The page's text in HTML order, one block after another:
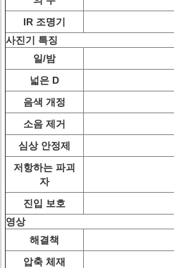
IR 조명기
사진기 특징
일/밤
넓은 D
음색 개정
소음 제거
심상 안정제
저항하는 파괴
자
진입 보호
영상
해결책
압축 체재